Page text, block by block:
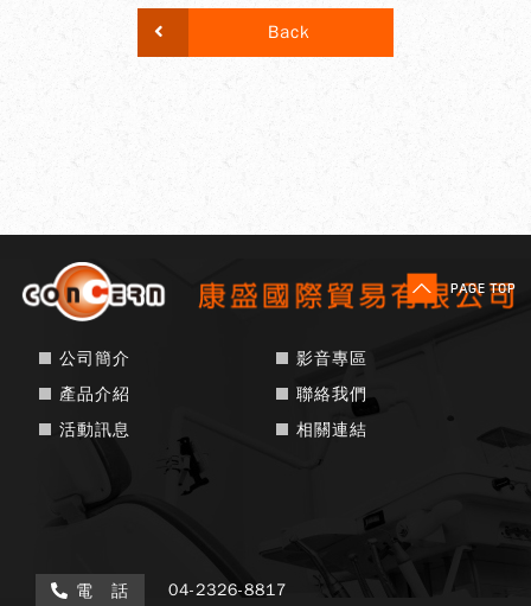
Back
公司簡介
產品介紹
活動訊息
影音專區
聯絡我們
相關連結
電 話 04-2326-8817